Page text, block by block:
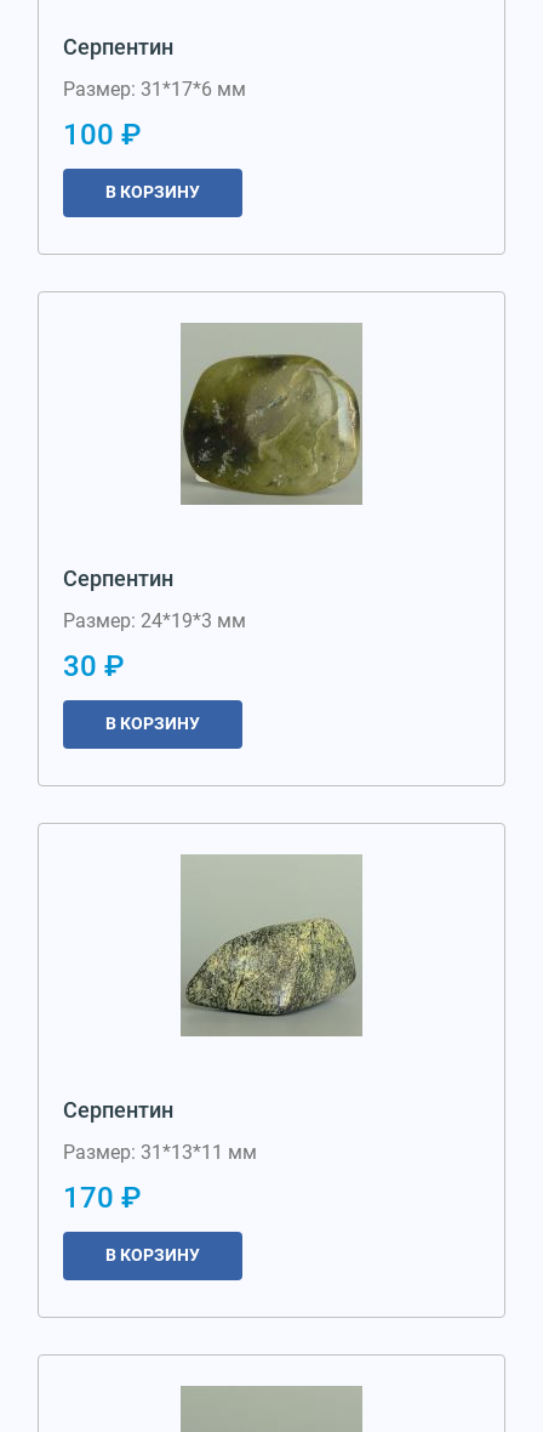
Серпентин
Размер: 31*17*6 мм
100 ₽
В КОРЗИНУ
Серпентин
Размер: 24*19*3 мм
30 ₽
В КОРЗИНУ
Серпентин
Размер: 31*13*11 мм
170 ₽
В КОРЗИНУ